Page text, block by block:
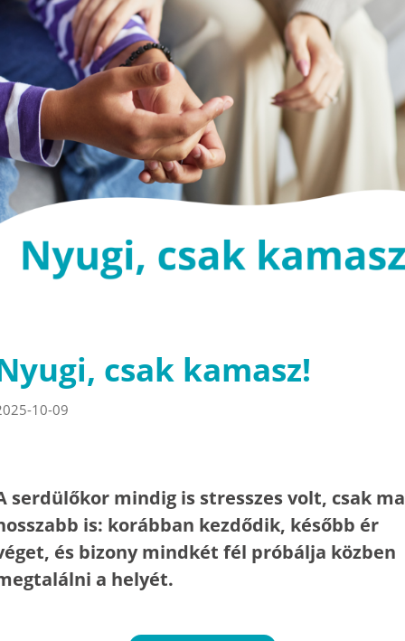
csak kamasz!
10-09
serdülőkor mindig is stresszes volt, csak ma
is: korábban kezdődik, később ér
és bizony mindkét fél próbálja közben
a helyét.